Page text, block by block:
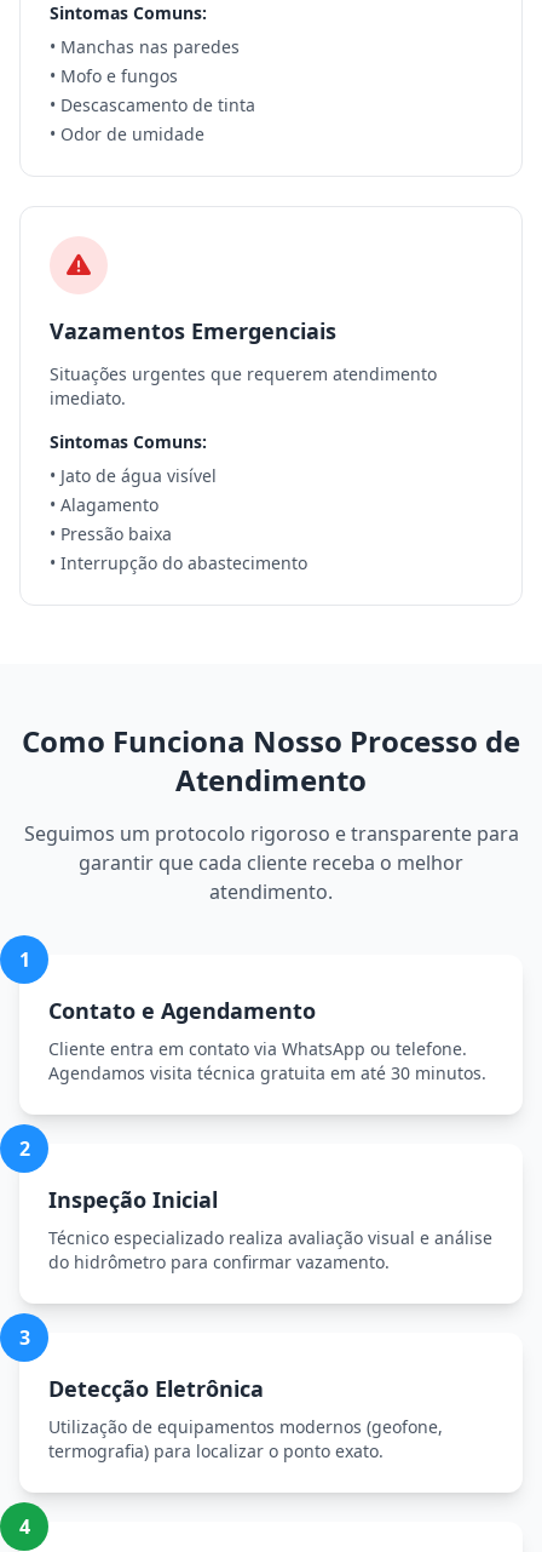
Sintomas Comuns:
• Manchas nas paredes
• Mofo e fungos
• Descascamento de tinta
• Odor de umidade
Vazamentos Emergenciais
Situações urgentes que requerem atendimento
imediato.
Sintomas Comuns:
• Jato de água visível
• Alagamento
• Pressão baixa
• Interrupção do abastecimento
Como Funciona Nosso Processo de
Atendimento
Seguimos um protocolo rigoroso e transparente para
garantir que cada cliente receba o melhor
atendimento.
1
Contato e Agendamento
Cliente entra em contato via WhatsApp ou telefone.
Agendamos visita técnica gratuita em até 30 minutos.
2
Inspeção Inicial
Técnico especializado realiza avaliação visual e análise
do hidrômetro para confirmar vazamento.
3
Detecção Eletrônica
Utilização de equipamentos modernos (geofone,
termografia) para localizar o ponto exato.
4